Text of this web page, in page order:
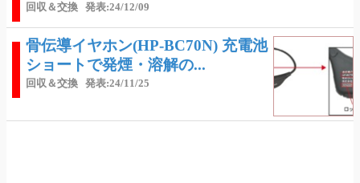
回収＆交換 発表:24/12/09
骨伝導イヤホン(HP-BC70N) 充電池
ショートで発煙・溶解の...
回収＆交換 発表:24/11/25